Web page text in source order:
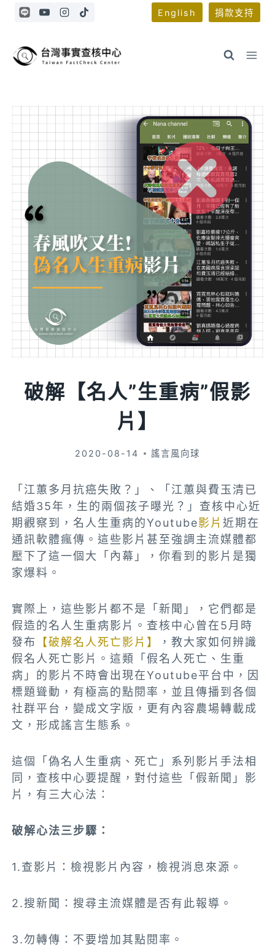
Skip
English 捐款支持
破解【名人”生重病”假影
片】
2020-08-14 謠言風向球
「江蕙多月抗癌失敗？」、「江蕙與費玉清已
結婚35年，生的兩個孩子曝光？」查核中心近
期觀察到，名人生重病的Youtube影片近期在
通訊軟體瘋傳。這些影片甚至強調主流媒體都
壓下了這一個大「內幕」，你看到的影片是獨
家爆料。
實際上，這些影片都不是「新聞」，它們都是
假造的名人生重病影片。查核中心曾在5月時
發布
【破解名人死亡影片】
，教大家如何辨識
假名人死亡影片。這類「假名人死亡、生重
病」的影片不時會出現在Youtube平台中，因
標題聳動，有極高的點閱率，並且傳播到各個
社群平台，變成文字版，更有內容農場轉載成
文，形成謠言生態系。
這個「偽名人生重病、死亡」系列影片手法相
同，查核中心要提醒，對付這些「假新聞」影
片，有三大心法：
破解心法三步驟：
1.查影片：檢視影片內容，檢視消息來源。
2.搜新聞：搜尋主流媒體是否有此報導。
3.勿轉傳：不要增加其點閱率。